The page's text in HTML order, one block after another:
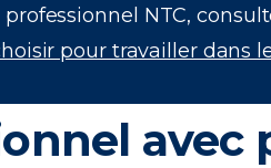
NTC,
pour travailler dans
avec